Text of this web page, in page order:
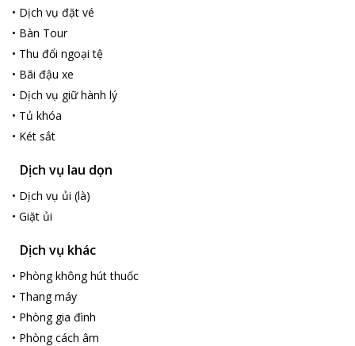
• Dịch vụ đặt vé
• Bàn Tour
• Thu đổi ngoại tệ
• Bãi đậu xe
• Dịch vụ giữ hành lý
• Tủ khóa
• Két sắt
Dịch vụ lau dọn
• Dịch vụ ủi (là)
• Giặt ủi
Dịch vụ khác
• Phòng không hút thuốc
• Thang máy
• Phòng gia đình
• Phòng cách âm